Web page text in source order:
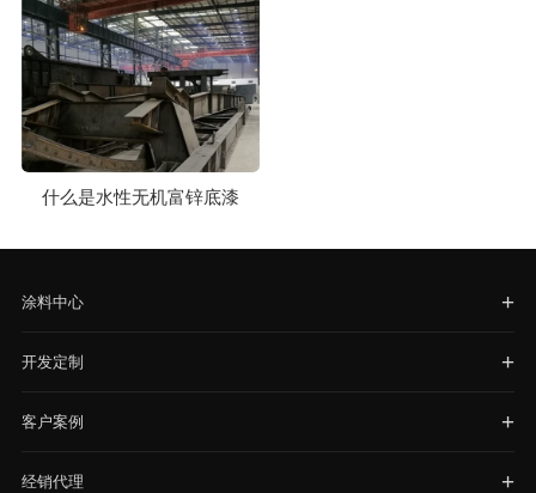
什么是水性无机富锌底漆
涂料中心
开发定制
客户案例
经销代理